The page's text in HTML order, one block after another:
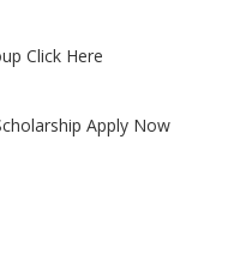
Click Here
Apply Now